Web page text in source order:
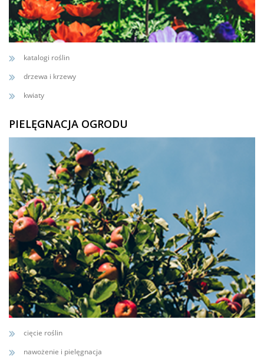
katalogi roślin
drzewa i krzewy
kwiaty
PIELĘGNACJA OGRODU
cięcie roślin
nawożenie i pielęgnacja